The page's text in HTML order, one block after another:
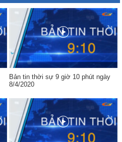
Bản tin thời sự 9 giờ 10 phút ngày
8/4/2020